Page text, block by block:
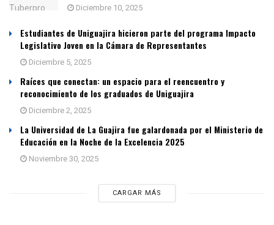
Diciembre 10, 2025
Estudiantes de Uniguajira hicieron parte del programa Impacto
Legislativo Joven en la Cámara de Representantes
Diciembre 5, 2025
Raíces que conectan: un espacio para el reencuentro y
reconocimiento de los graduados de Uniguajira
Diciembre 2, 2025
La Universidad de La Guajira fue galardonada por el Ministerio de
Educación en la Noche de la Excelencia 2025
Noviembre 30, 2025
CARGAR MÁS